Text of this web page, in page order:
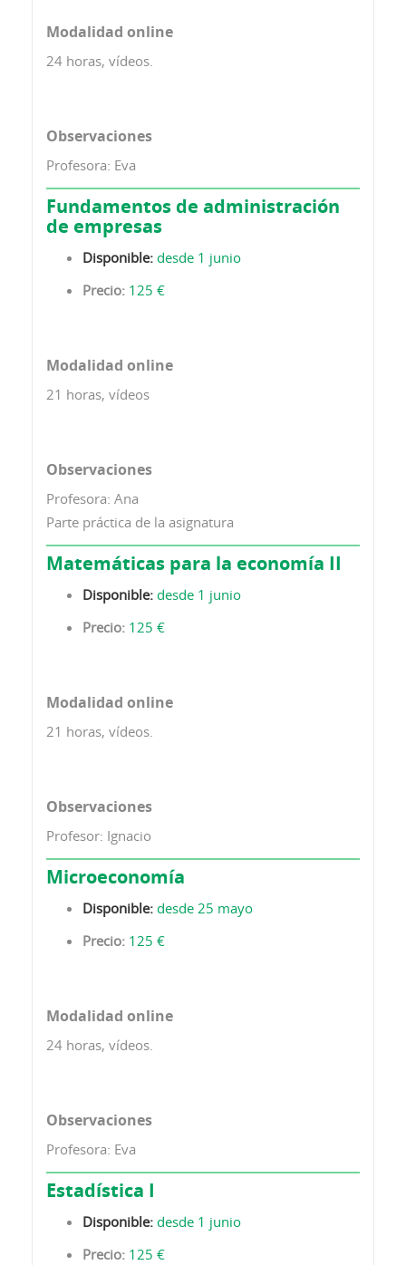
Modalidad online
24 horas, vídeos.
Observaciones
Profesora: Eva
Fundamentos de administración
de empresas
Disponible: desde 1 junio
Precio: 125 €
Modalidad online
21 horas, vídeos
Observaciones
Profesora: Ana
Parte práctica de la asignatura
Matemáticas para la economía II
Disponible: desde 1 junio
Precio: 125 €
Modalidad online
21 horas, vídeos.
Observaciones
Profesor: Ignacio
Microeconomía
Disponible: desde 25 mayo
Precio: 125 €
Modalidad online
24 horas, vídeos.
Observaciones
Profesora: Eva
Estadística I
Disponible: desde 1 junio
Precio: 125 €